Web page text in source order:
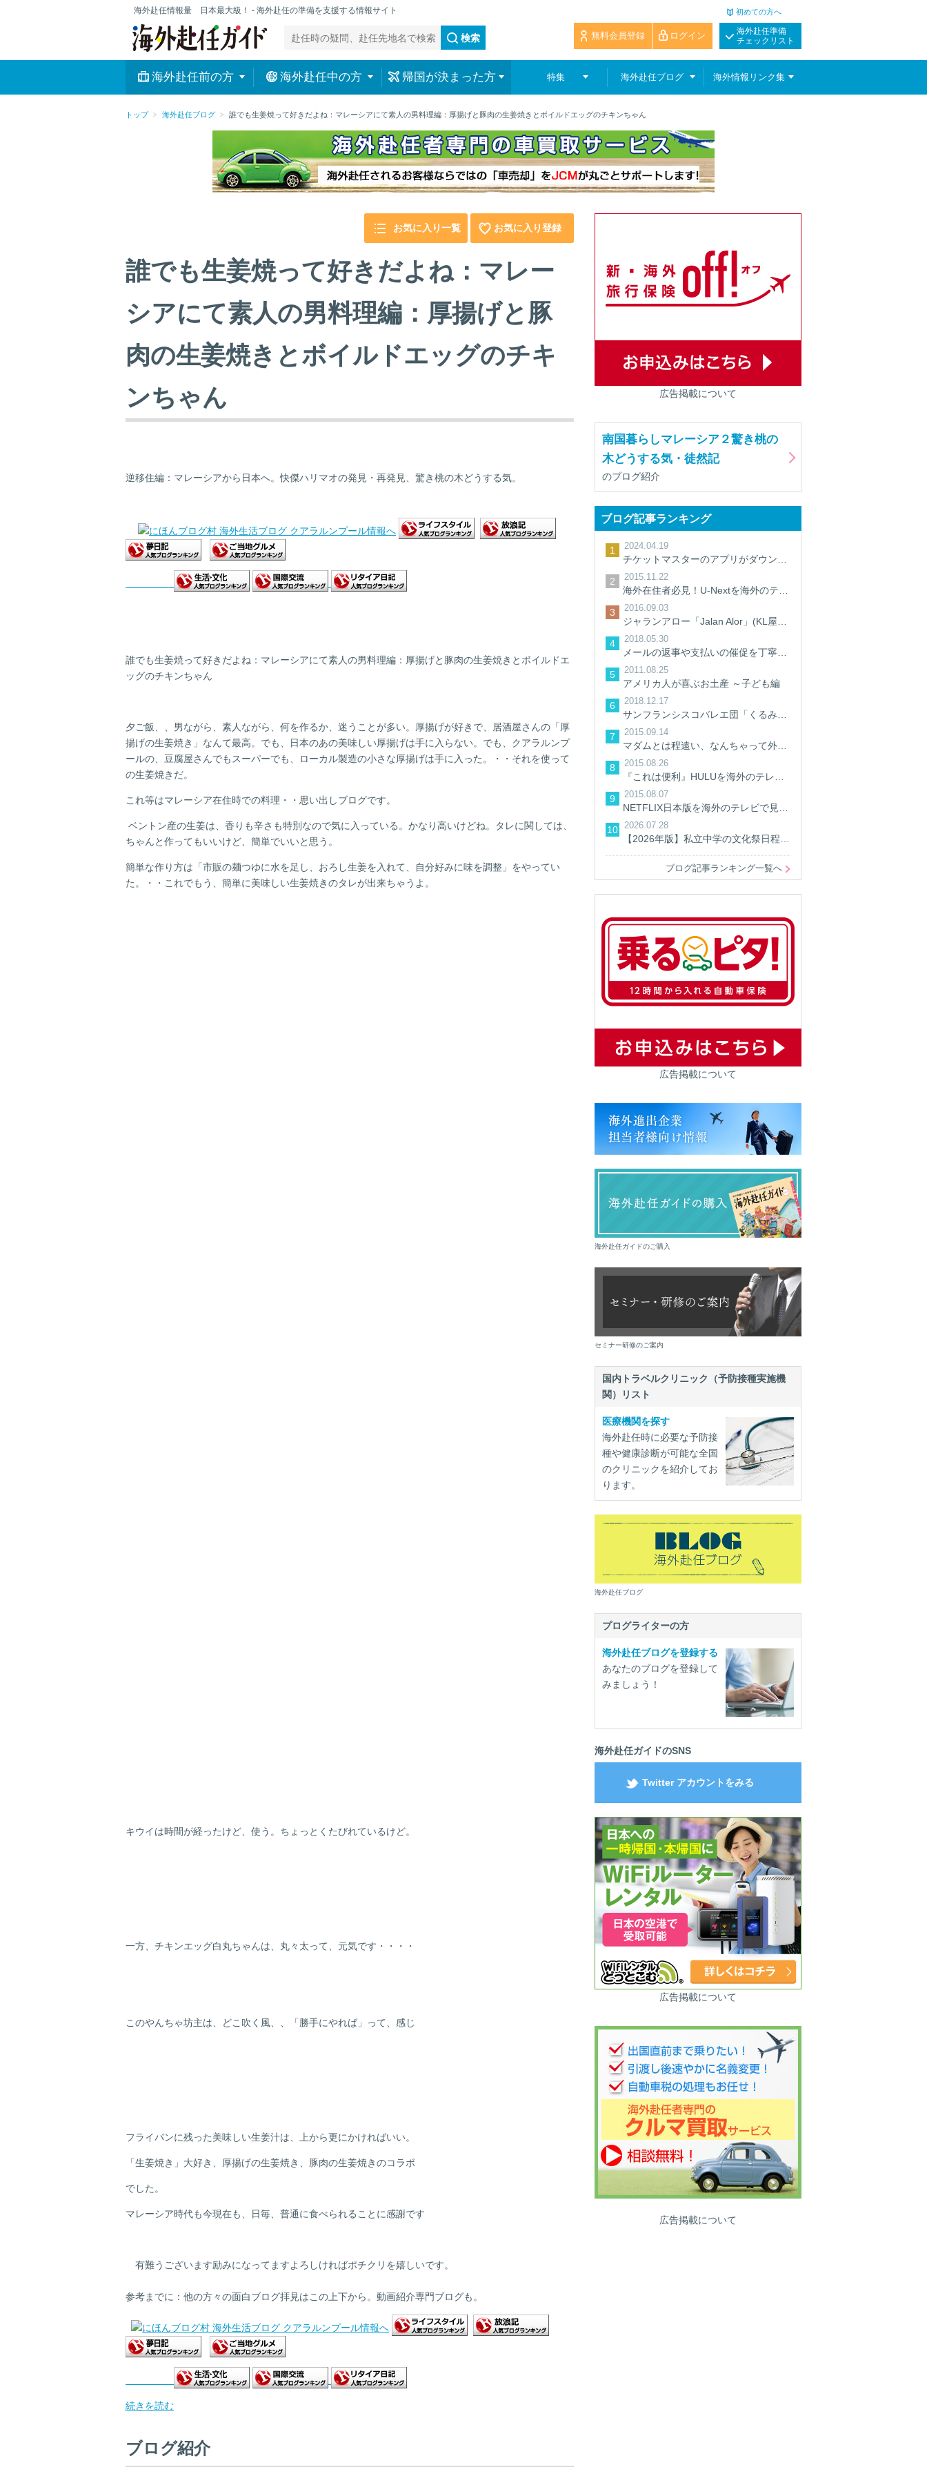
海外赴任情報量 日本最大級！ - 海外赴任の準備を支援する情報サイト
検索
初めての方へ
海外赴任準備
チェックリスト
ログイン
無料会員登録
海外赴任前の方 海外赴任中の方 帰国が決まった方 特集 海外赴任ブログ 海外情報リンク集
トップ 海外赴任ブログ 誰でも生姜焼って好きだよね：マレーシアにて素人の男料理編：厚揚げと豚肉の生姜焼きとボイルドエッグのチキンちゃん
お気に入り一覧 お気に入り登録
誰でも生姜焼って好きだよね：マレー
シアにて素人の男料理編：厚揚げと豚
肉の生姜焼きとボイルドエッグのチキ
ンちゃん
逆移住編：マレーシアから日本へ。快傑ハリマオの発見・再発見、驚き桃の木どうする気。
誰でも生姜焼って好きだよね：マレーシアにて素人の男料理編：厚揚げと豚肉の生姜焼きとボイルドエ
ッグのチキンちゃん
夕ご飯、、男ながら、素人ながら、何を作るか、迷うことが多い。厚揚げが好きで、居酒屋さんの「厚
揚げの生姜焼き」なんて最高。でも、日本のあの美味しい厚揚げは手に入らない。でも、クアラルンプ
ールの、豆腐屋さんでもスーパーでも、ローカル製造の小さな厚揚げは手に入った。・・それを使って
の生姜焼きだ。
これ等はマレーシア在住時での料理・・思い出しブログです。
ベントン産の生姜は、香りも辛さも特別なので気に入っている。かなり高いけどね。タレに関しては、
ちゃんと作ってもいいけど、簡単でいいと思う。
簡単な作り方は「市販の麺つゆに水を足し、おろし生姜を入れて、自分好みに味を調整」をやってい
た。・・これでもう、簡単に美味しい生姜焼きのタレが出来ちゃうよ。
キウイは時間が経ったけど、使う。ちょっとくたびれているけど。
一方、チキンエッグ白丸ちゃんは、丸々太って、元気です・・・・
このやんちゃ坊主は、どこ吹く風、、「勝手にやれば」って、感じ
フライパンに残った美味しい生姜汁は、上から更にかければいい。
「生姜焼き」大好き、厚揚げの生姜焼き、豚肉の生姜焼きのコラボ
でした。
マレーシア時代も今現在も、日毎、普通に食べられることに感謝です
有難うございます励みになってますよろしければポチクリを嬉しいです。
参考までに：他の方々の面白ブログ拝見はこの上下から。動画紹介専門ブログも。
続きを読む
ブログ紹介
広告掲載について
南国暮らしマレーシア２驚き桃の
木どうする気・徒然記
のブログ紹介
ブログ記事ランキング
2024.04.19
2015.11.22
2016.09.03
2018.05.30
2011.08.25
アメリカ人が喜ぶお土産 ～子ども編
2018.12.17
2015.09.14
2015.08.26
2015.08.07
2026.07.28
ブログ記事ランキング一覧へ
広告掲載について
海外赴任ガイドのご購入
セミナー研修のご案内
国内トラベルクリニック（予防接種実施機
関）リスト
医療機関を探す
海外赴任時に必要な予防接
種や健康診断が可能な全国
のクリニックを紹介してお
ります。
海外赴任ブログ
プログライターの方
海外赴任ブログを登録する
あなたのブログを登録して
みましょう！
海外赴任ガイドのSNS
Twitter アカウントをみる
広告掲載について
広告掲載について